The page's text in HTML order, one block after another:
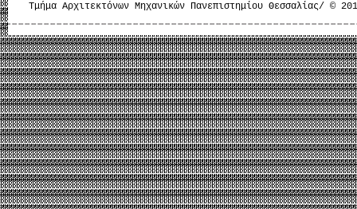
Τμήμα Αρχιτεκτόνων Μηχανικών Πανεπιστημίου Θεσσαλίας/ ©